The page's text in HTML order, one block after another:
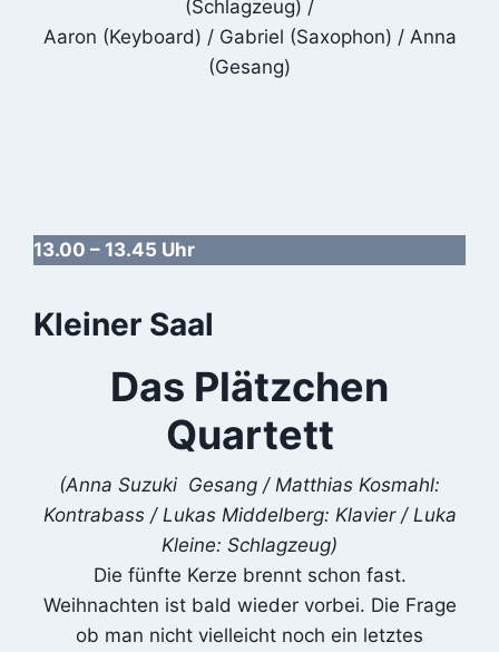
(Schlagzeug) /
Aaron (Keyboard) / Gabriel (Saxophon) / Anna
(Gesang)
13.00 – 13.45 Uhr
Kleiner Saal
Das Plätzchen
Quartett
(Anna Suzuki Gesang / Matthias Kosmahl:
Kontrabass / Lukas Middelberg: Klavier / Luka
Kleine: Schlagzeug)
Die fünfte Kerze brennt schon fast.
Weihnachten ist bald wieder vorbei. Die Frage
ob man nicht vielleicht noch ein letztes